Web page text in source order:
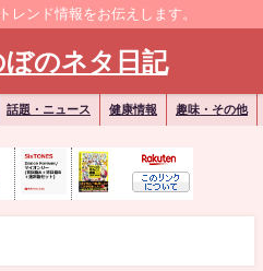
レンド情報をお伝えします。
のネタ日記
話題・ニュース 健康情報 趣味・その他